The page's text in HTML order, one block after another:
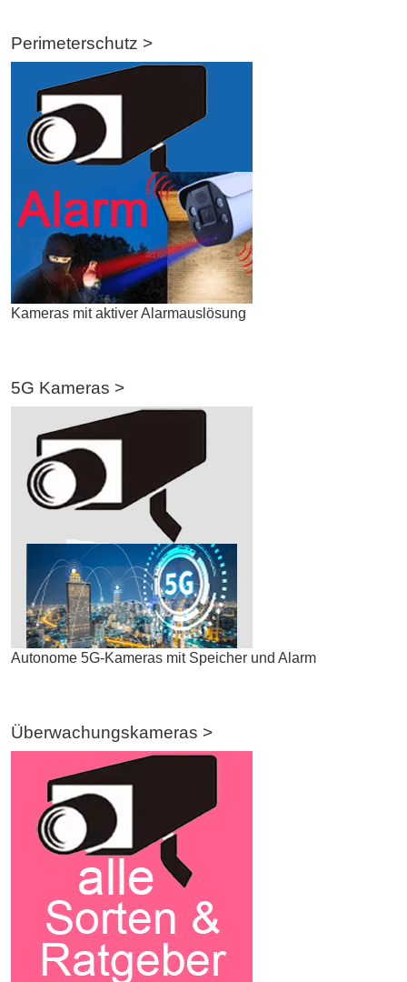
Perimeterschutz >
Kameras mit aktiver Alarmauslösung
5G Kameras >
Autonome 5G-Kameras mit Speicher und Alarm
Überwachungskameras >